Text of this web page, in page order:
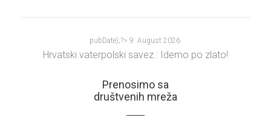
pubDate);?> 9. August 2026.
Hrvatski vaterpolski savez : Idemo po zlato!
Prenosimo sa
društvenih mreža